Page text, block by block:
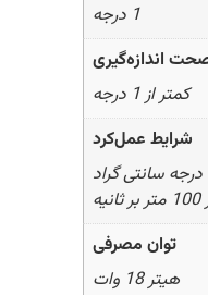
1 درجه
اندازه‌گیری
کمتر از 1 درجه
شرایط عمل‌کرد
توان مصرفی
هیتر 18 وات